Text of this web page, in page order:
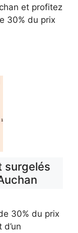
et profitez
30% du prix
surgelés
30% du prix